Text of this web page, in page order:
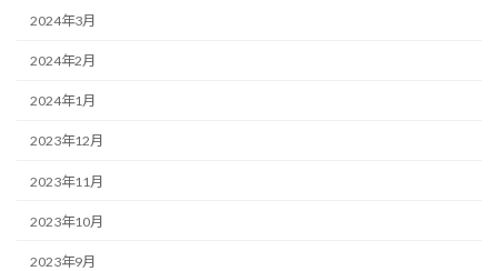
2024年3月
2024年2月
2024年1月
2023年12月
2023年11月
2023年10月
2023年9月